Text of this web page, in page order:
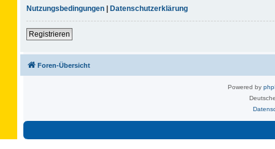
Nutzungsbedingungen | Datenschutzerklärung
Registrieren
Foren-Übersicht
Powered by